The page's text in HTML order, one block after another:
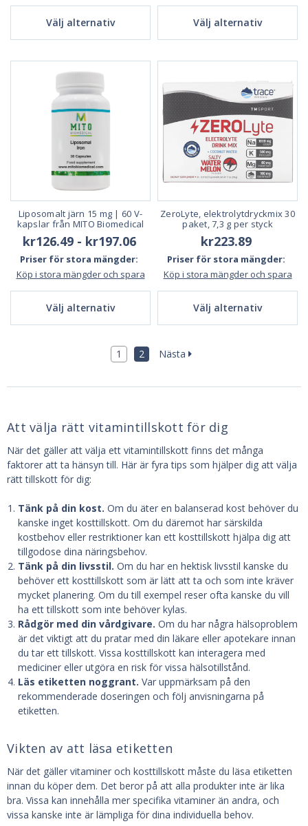
Välj alternativ Välj alternativ
Liposomalt järn 15 mg | 60 V-
kapslar från MITO Biomedical
kr126.49 - kr197.06
Priser för stora mängder:
Köp i stora mängder och spara
Välj alternativ
ZeroLyte, elektrolytdryckmix 30
paket, 7,3 g per styck
kr223.89
Priser för stora mängder:
Köp i stora mängder och spara
Välj alternativ
1 2 Nästa
Att välja rätt vitamintillskott för dig
När det gäller att välja ett vitamintillskott finns det många
faktorer att ta hänsyn till. Här är fyra tips som hjälper dig att välja
rätt tillskott för dig:
Tänk på din kost. Om du äter en balanserad kost behöver du
kanske inget kosttillskott. Om du däremot har särskilda
kostbehov eller restriktioner kan ett kosttillskott hjälpa dig att
tillgodose dina näringsbehov.
Tänk på din livsstil. Om du har en hektisk livsstil kanske du
behöver ett kosttillskott som är lätt att ta och som inte kräver
mycket planering. Om du till exempel reser ofta kanske du vill
ha ett tillskott som inte behöver kylas.
Rådgör med din vårdgivare. Om du har några hälsoproblem
är det viktigt att du pratar med din läkare eller apotekare innan
du tar ett tillskott. Vissa kosttillskott kan interagera med
mediciner eller utgöra en risk för vissa hälsotillstånd.
Läs etiketten noggrant. Var uppmärksam på den
rekommenderade doseringen och följ anvisningarna på
etiketten.
Vikten av att läsa etiketten
När det gäller vitaminer och kosttillskott måste du läsa etiketten
innan du köper dem. Det beror på att alla produkter inte är lika
bra. Vissa kan innehålla mer specifika vitaminer än andra, och
vissa kanske inte är lämpliga för dina individuella behov.